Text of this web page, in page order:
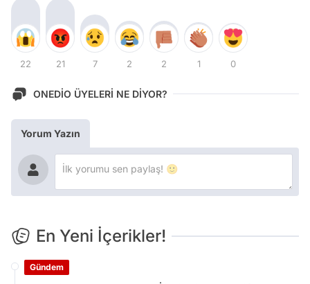
22 21 7 2 2 1 0
ONEDİO ÜYELERİ NE DİYOR?
Yorum Yazın
En Yeni İçerikler!
Gündem